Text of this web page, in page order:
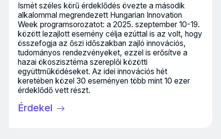
Ismét széles körű érdeklődés övezte a második
alkalommal megrendezett Hungarian Innovation
Week programsorozatot: a 2025. szeptember 10-19.
között lezajlott esemény célja ezúttal is az volt, hogy
összefogja az őszi időszakban zajló innovációs,
tudományos rendezvényeket, ezzel is erősítve a
hazai ökoszisztéma szereplői közötti
együttműködéseket. Az idei innovációs hét
keretében közel 30 eseményen több mint 10 ezer
érdeklődő vett részt.
Érdekel